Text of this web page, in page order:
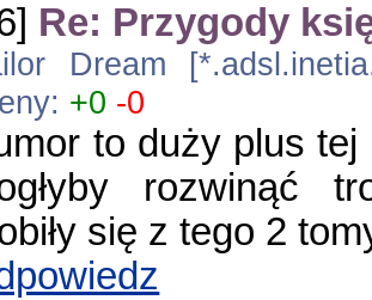
Re: Przygody
Dream
+0 -0
to duży plus
rozwinąć
się z tego 2